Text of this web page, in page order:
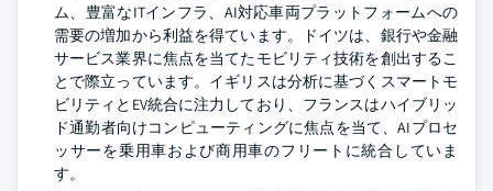
ム、豊富なITインフラ、AI対応車両プラットフォームへの
需要の増加から利益を得ています。ドイツは、銀行や金融
サービス業界に焦点を当てたモビリティ技術を創出するこ
とで際立っています。イギリスは分析に基づくスマートモ
ビリティとEV統合に注力しており、フランスはハイブリッ
ド通勤者向けコンピューティングに焦点を当て、AIプロセ
ッサーを乗用車および商用車のフリートに統合していま
す。